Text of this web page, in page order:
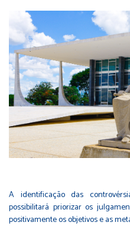
A identificação das
possibilitará priorizar os
positivamente os objetivos e as